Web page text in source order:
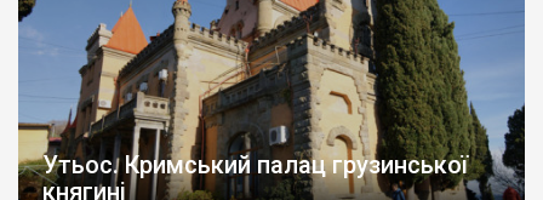
Утьос. Кримський палац грузинської
княгині